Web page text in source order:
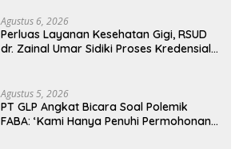
Agustus 6, 2026
Perluas Layanan Kesehatan Gigi, RSUD
dr. Zainal Umar Sidiki Proses Kredensial
Agustus 5, 2026
PT GLP Angkat Bicara Soal Polemik
FABA: ‘Kami Hanya Penuhi Permohonan